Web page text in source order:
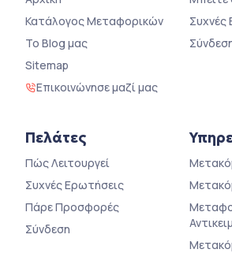
Κατάλογος Μεταφορικών
Το Blog μας
Sitemap
Επικοινώνησε μαζί μας
Συχνές
Πελάτες
Πώς Λειτουργεί
Συχνές Ερωτήσεις
Πάρε Προσφορές
Σύνδεση